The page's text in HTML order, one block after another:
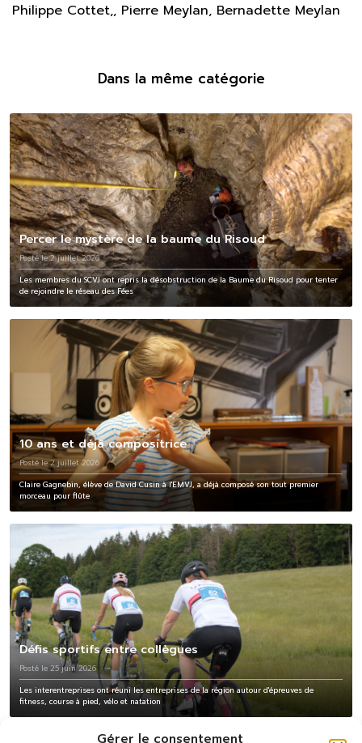
Gérer le consentement
Philippe Cottet,, Pierre Meylan, Bernadette Meylan
Dans la même catégorie
Percer le mystère de la baume du Risoud
Posté le 2 juillet 2026
Les membres du SCVJ ont repris la désobstruction de la Baume du Risoud pour tenter
de rejoindre le réseau des Fées
10 ans et déjà compositrice
Posté le 2 juillet 2026
Claire Gagnebin, élève de David Cusin à l'EMVJ, a déjà composé son tout premier
morceau pour flûte
Défis sportifs entre collègues
Posté le 25 juin 2026
Les interentreprises ont réuni les entreprises de la région autour d'épreuves de
fitness, course à pied, vélo et natation